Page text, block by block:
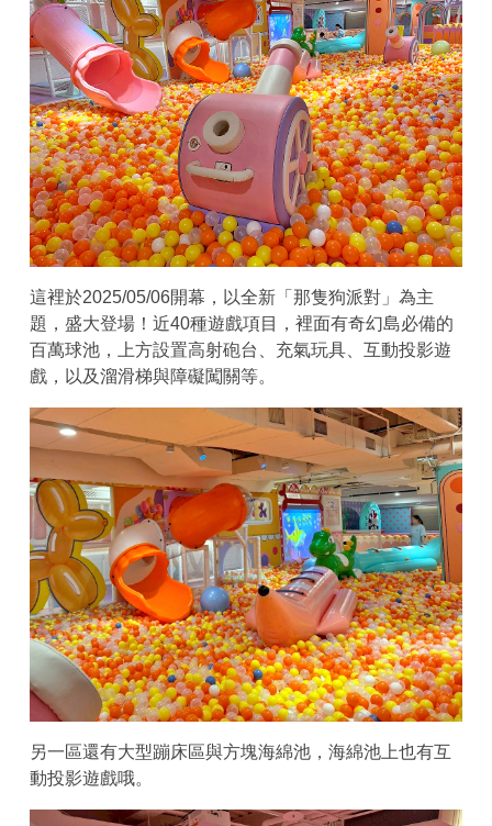
這裡於2025/05/06開幕，以全新「那隻狗派對」為主
題，盛大登場！近40種遊戲項目，裡面有奇幻島必備的
百萬球池，上方設置高射砲台、充氣玩具、互動投影遊
戲，以及溜滑梯與障礙闖關等。
另一區還有大型蹦床區與方塊海綿池，海綿池上也有互
動投影遊戲哦。